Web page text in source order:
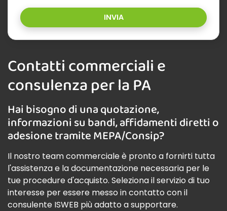
INVIA
Contatti commerciali e
consulenza per la PA
Hai bisogno di una quotazione,
informazioni su bandi, affidamenti diretti o
adesione tramite MEPA/Consip?
Il nostro team commerciale è pronto a fornirti tutta
l'assistenza e la documentazione necessaria per le
tue procedure d'acquisto. Seleziona il servizio di tuo
interesse per essere messo in contatto con il
consulente ISWEB più adatto a supportare.